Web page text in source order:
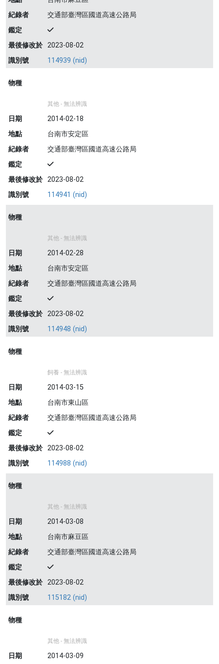
紀錄者
交通部臺灣區國道高速公路局
鑑定
最後修改於 2023-08-02
識別號
114939 (nid)
物種
其他 - 無法辨識
日期
2014-02-18
地點
台南市安定區
紀錄者
交通部臺灣區國道高速公路局
鑑定
最後修改於 2023-08-02
識別號
114941 (nid)
物種
其他 - 無法辨識
日期
2014-02-28
地點
台南市安定區
紀錄者
交通部臺灣區國道高速公路局
鑑定
最後修改於 2023-08-02
識別號
114948 (nid)
物種
飼養 - 無法辨識
日期
2014-03-15
地點
台南市東山區
紀錄者
交通部臺灣區國道高速公路局
鑑定
最後修改於 2023-08-02
識別號
114988 (nid)
物種
其他 - 無法辨識
日期
2014-03-08
地點
台南市麻豆區
紀錄者
交通部臺灣區國道高速公路局
鑑定
最後修改於 2023-08-02
識別號
115182 (nid)
物種
其他 - 無法辨識
日期 2014-03-09